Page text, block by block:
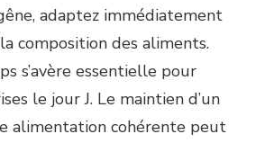
adaptez immédiatement
composition des aliments.
s’avère essentielle pour
le jour J. Le maintien d’un
alimentation cohérente peut